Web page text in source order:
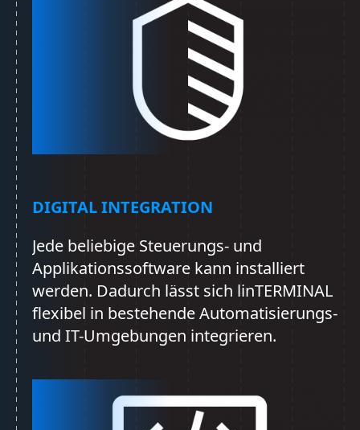
DIGITAL INTEGRATION
Jede beliebige Steuerungs- und
Applikationssoftware kann installiert
werden. Dadurch lässt sich linTERMINAL
flexibel in bestehende Automatisierungs-
und IT-Umgebungen integrieren.